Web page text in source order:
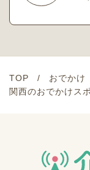
TOP おでかけ
関西のおでかけス